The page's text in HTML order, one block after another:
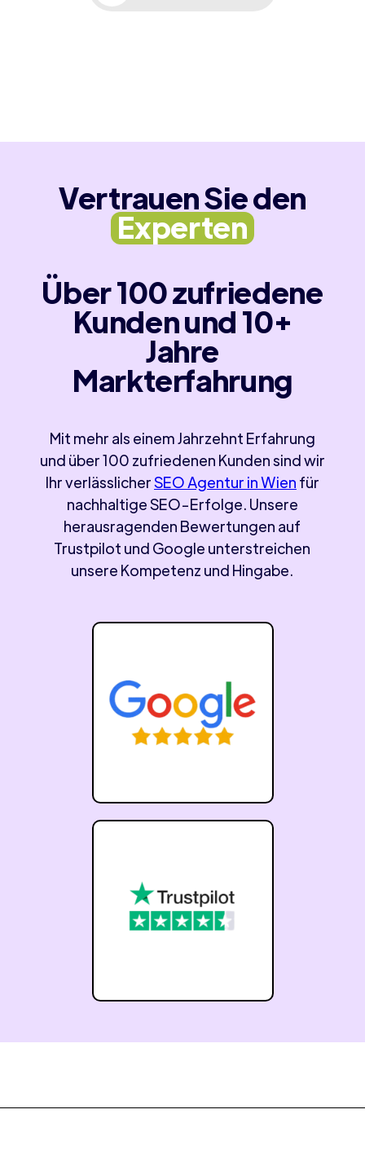
Vertrauen Sie den
Experten
Über 100 zufriedene
Kunden und 10+
Jahre
Markterfahrung
Mit mehr als einem Jahrzehnt Erfahrung
und über 100 zufriedenen Kunden sind wir
Ihr verlässlicherSEO Agentur in Wien für
nachhaltige SEO-Erfolge. Unsere
herausragenden Bewertungen auf
Trustpilot und Google unterstreichen
unsere Kompetenz und Hingabe.